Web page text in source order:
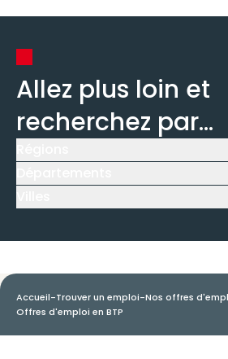
Allez plus loin et
recherchez par...
Accueil-Trouver un emploi-Nos offres
Offres d'emploi en BTP